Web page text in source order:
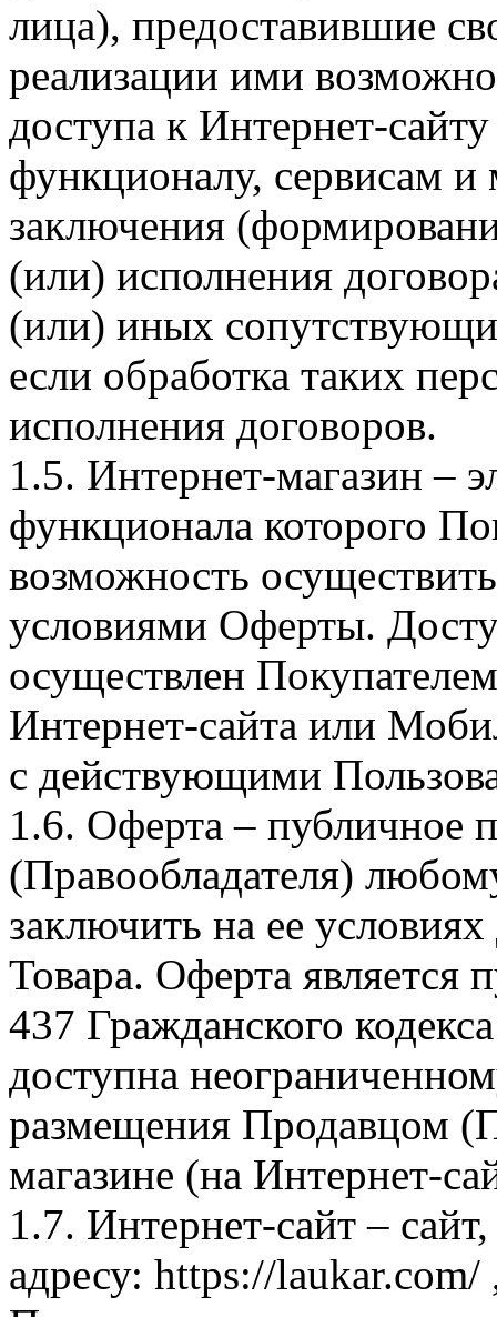
лица), предоставившие
реализации ими
доступа к Интернет-
функционалу, сервисам и
заключения
(или) исполнения
(или) иных
если обработка таких
исполнения договоров.
1.5. Интернет-магазин –
функционала которого
возможность
условиями Оферты.
осуществлен
Интернет-сайта или
с действующими
1.6. Оферта – публичное
(Правообладателя)
заключить на ее
Товара. Оферта является
437 Гражданского
доступна
размещения Продавцом
магазине (на Интернет-
1.7. Интернет-сайт –
адресу: https://laukar.com/